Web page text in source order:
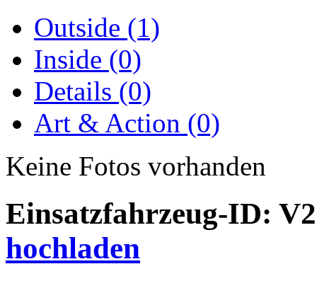
Outside (1)
Inside (0)
Details (0)
Art & Action (0)
Keine Fotos vorhanden
Einsatzfahrzeug-ID:
hochladen